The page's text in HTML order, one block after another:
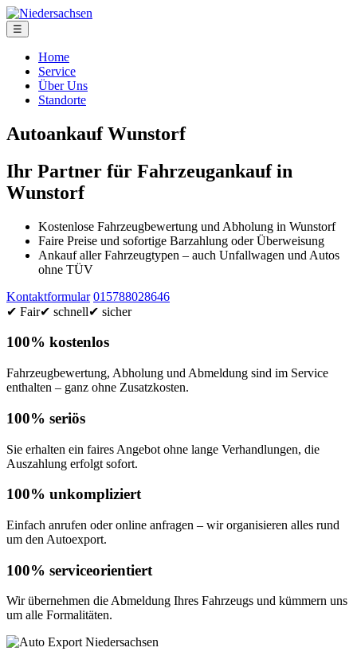
☰
Home
Service
Über Uns
Standorte
Autoankauf Wunstorf
Ihr Partner für Fahrzeugankauf in
Wunstorf
Kostenlose Fahrzeugbewertung und Abholung in Wunstorf
Faire Preise und sofortige Barzahlung oder Überweisung
Ankauf aller Fahrzeugtypen – auch Unfallwagen und Autos
ohne TÜV
Kontaktformular 015788028646
✔ Fair✔ schnell✔ sicher
100% kostenlos
Fahrzeugbewertung, Abholung und Abmeldung sind im Service
enthalten – ganz ohne Zusatzkosten.
100% seriös
Sie erhalten ein faires Angebot ohne lange Verhandlungen, die
Auszahlung erfolgt sofort.
100% unkompliziert
Einfach anrufen oder online anfragen – wir organisieren alles rund
um den Autoexport.
100% serviceorientiert
Wir übernehmen die Abmeldung Ihres Fahrzeugs und kümmern uns
um alle Formalitäten.